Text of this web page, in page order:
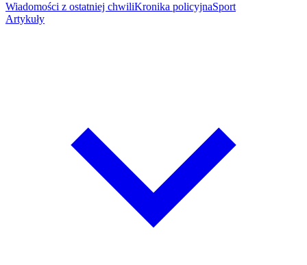
Wiadomości z ostatniej chwiliKronika policyjnaSport
Artykuły